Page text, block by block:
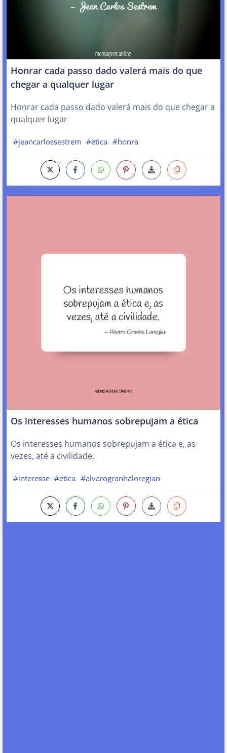
Honrar cada passo dado valerá mais do que
chegar a qualquer lugar
Honrar cada passo dado valerá mais do que chegar a
qualquer lugar
#jeancarlossestrem #etica #honra
Os interesses humanos sobrepujam a ética
Os interesses humanos sobrepujam a ética e, as
vezes, até a civilidade.
#interesse #etica #alvarogranhaloregian